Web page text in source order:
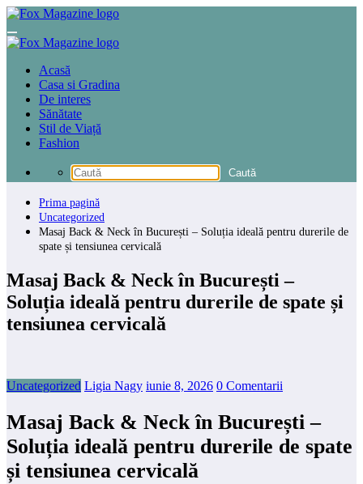
Sari
conținut
Acasă
Casa si Gradina
De interes
Sănătate
Stil de Viață
Fashion
Prima pagină
Uncategorized
Masaj Back & Neck în București – Soluția ideală pentru durerile de
spate și tensiunea cervicală
Masaj Back & Neck în București –
Soluția ideală pentru durerile de spate și
tensiunea cervicală
Uncategorized Ligia Nagy iunie 8, 2026 0 Comentarii
Masaj Back & Neck în București –
Soluția ideală pentru durerile de spate
și tensiunea cervicală